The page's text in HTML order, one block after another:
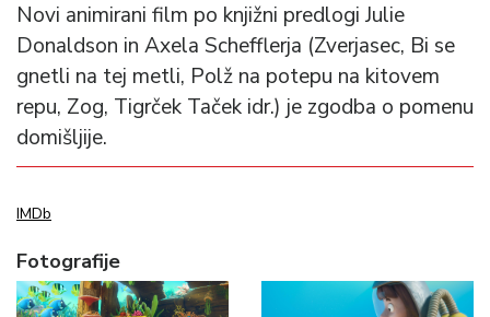
Novi animirani film po knjižni predlogi Julie
Donaldson in Axela Schefflerja (Zverjasec, Bi se
gnetli na tej metli, Polž na potepu na kitovem
repu, Zog, Tigrček Taček idr.) je zgodba o pomenu
domišljije.
IMDb
Fotografije